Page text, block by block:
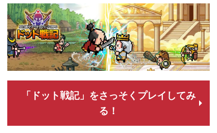
「ドット戦記」をさっそくプレイしてみ
る！